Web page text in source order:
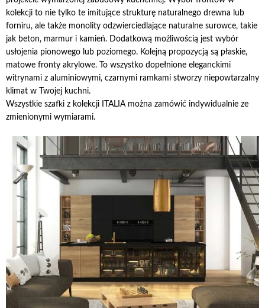
kolekcji to nie tylko te imitujące strukturę naturalnego drewna lub
forniru, ale także monolity odzwierciedlające naturalne surowce, takie
jak beton, marmur i kamień. Dodatkową możliwością jest wybór
usłojenia pionowego lub poziomego. Kolejną propozycją są płaskie,
matowe fronty akrylowe. To wszystko dopełnione eleganckimi
witrynami z aluminiowymi, czarnymi ramkami stworzy niepowtarzalny
klimat w Twojej kuchni.
Wszystkie szafki z kolekcji ITALIA można zamówić indywidualnie ze
zmienionymi wymiarami.